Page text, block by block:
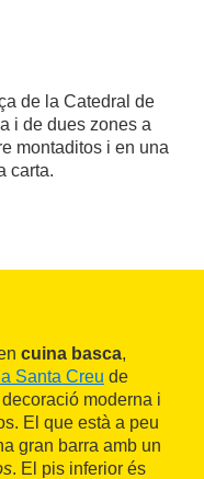
de la Catedral de
i de dues zones a
montaditos i en una
carta.
cuina basca,
Santa Creu de
moderna i
El que està a peu
gran barra amb un
. El pis inferior és